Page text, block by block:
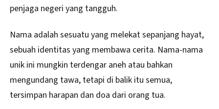
penjaga negeri yang tangguh.
Nama adalah sesuatu yang melekat sepanjang hayat,
sebuah identitas yang membawa cerita. Nama-nama
unik ini mungkin terdengar aneh atau bahkan
mengundang tawa, tetapi di balik itu semua,
tersimpan harapan dan doa dari orang tua.